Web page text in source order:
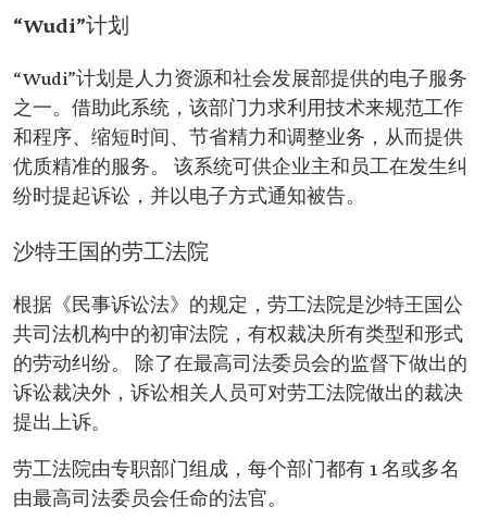
“Wudi”计划
“Wudi”计划是人力资源和社会发展部提供的电子服务
之一。借助此系统，该部门力求利用技术来规范工作
和程序、缩短时间、节省精力和调整业务，从而提供
优质精准的服务。 该系统可供企业主和员工在发生纠
纷时提起诉讼，并以电子方式通知被告。
沙特王国的劳工法院
根据《民事诉讼法》的规定，劳工法院是沙特王国公
共司法机构中的初审法院，有权裁决所有类型和形式
的劳动纠纷。 除了在最高司法委员会的监督下做出的
诉讼裁决外，诉讼相关人员可对劳工法院做出的裁决
提出上诉。
劳工法院由专职部门组成，每个部门都有 1 名或多名
由最高司法委员会任命的法官。